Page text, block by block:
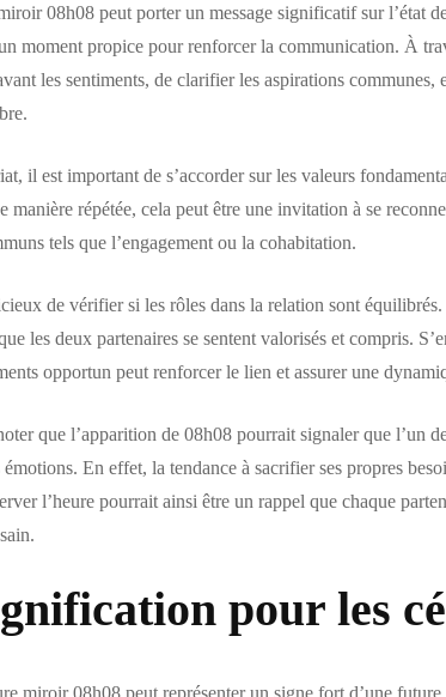
08h08 peut porter un message significatif sur l’état
moment propice pour renforcer la communication. À
les sentiments, de clarifier les aspirations communes,
il est important de s’accorder sur les valeurs
manière répétée, cela peut être une invitation à se
tels que l’engagement ou la cohabitation.
de vérifier si les rôles dans la relation sont
les deux partenaires se sentent valorisés et compris.
opportun peut renforcer le lien et assurer une
que l’apparition de 08h08 pourrait signaler que l’un
En effet, la tendance à sacrifier ses propres
l’heure pourrait ainsi être un rappel que chaque
pour les
miroir 08h08 peut représenter un signe fort d’une